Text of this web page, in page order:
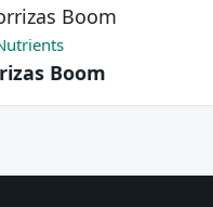
Boom